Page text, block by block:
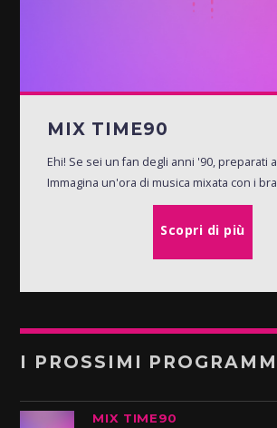
MIX TIME90
Ehi! Se sei un fan degli anni '90, preparati
Immagina un'ora di musica mixata con i
Scopri di più
I PROSSIMI
MIX TIME90